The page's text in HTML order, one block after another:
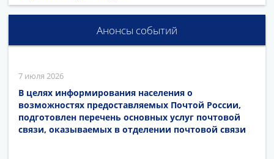
Анонсы событий
7 июля 2026
В целях информирования населения о
возможностях предоставляемых Почтой России,
подготовлен перечень основных услуг почтовой
связи, оказываемых в отделении почтовой связи